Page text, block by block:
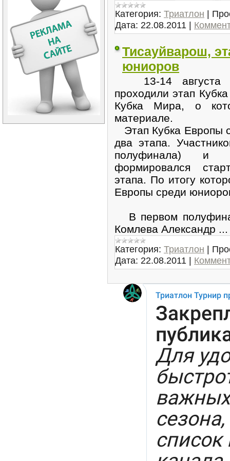
Категория: Триатлон |
Дата: 22.08.2011 |
Тисауйварош,
юниоров
13-14 августа с
проходили этап
Кубка Мира, о
материале.
Этап Кубка Европы
два этапа.
полуфинала) и
формировался
этапа. По итогу
Европы среди
В первом
Комлева Александр
Категория: Триатлон |
Дата: 22.08.2011 |